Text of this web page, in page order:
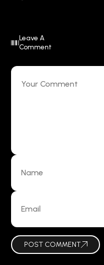
Leave A
Comment
POST COMMENT